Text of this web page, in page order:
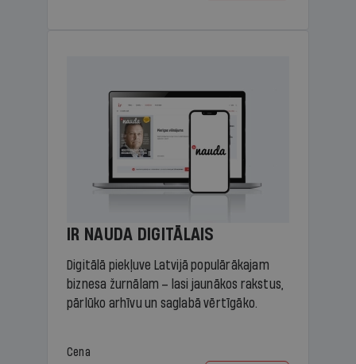
IR NAUDA DIGITĀLAIS
Digitālā piekļuve Latvijā populārākajam
biznesa žurnālam – lasi jaunākos rakstus,
pārlūko arhīvu un saglabā vērtīgāko.
Cena